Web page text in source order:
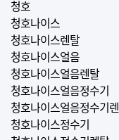
청호
청호나이스
청호나이스렌탈
청호나이스얼음
청호나이스얼음렌탈
청호나이스얼음정수기
청호나이스얼음정수기
청호나이스정수기